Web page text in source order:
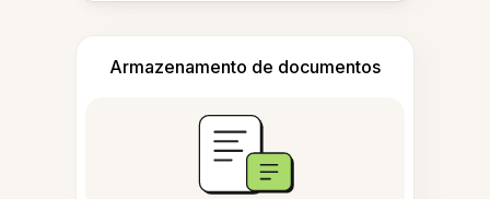
Armazenamento de documentos